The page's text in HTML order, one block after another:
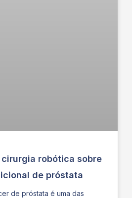
robótica sobre
de próstata
de próstata é uma das